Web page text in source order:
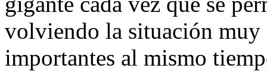
volviendo la situación
importantes al mismo